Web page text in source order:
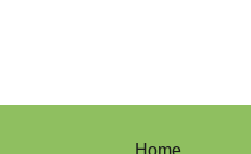
Home